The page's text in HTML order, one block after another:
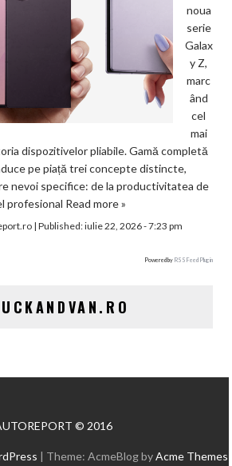
noua
serie
Galax
y Z,
marc
ând
cel
mai
dispozitivelor pliabile. Gamă completă
pe piață trei concepte distincte,
nevoi specifice: de la productivitatea de
profesional Read more »
| Published:iulie 22, 2026 - 7:23 pm
Powered by RSS Feed Plugin
© 2016
Theme: AcmeBlog byAcme Themes